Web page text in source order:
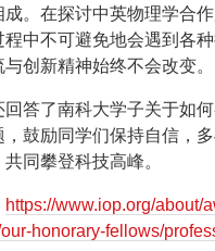
成。在探讨中英物理学合
程中不可避免地会遇到各
创新精神始终不会改变。
回答了南科大学子关于如
，鼓励同学们保持自信，
同攀登科技高峰。
https://www.iop.org/about/
honorary-fellows/